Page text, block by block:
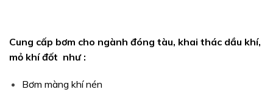
Cung cấp bơm cho ngành đóng tàu, khai thác dầu khí,
mỏ khí đốt như :
Bơm màng khí nén